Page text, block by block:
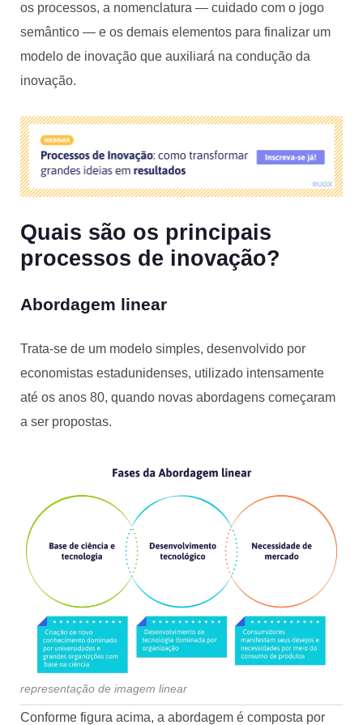
os processos, a nomenclatura — cuidado com o jogo
semântico — e os demais elementos para finalizar um
modelo de inovação que auxiliará na condução da
inovação.
Quais são os principais
processos de inovação?
Abordagem linear
Trata-se de um modelo simples, desenvolvido por
economistas estadunidenses, utilizado intensamente
até os anos 80, quando novas abordagens começaram
a ser propostas.
representação de imagem linear
Conforme figura acima, a abordagem é composta por